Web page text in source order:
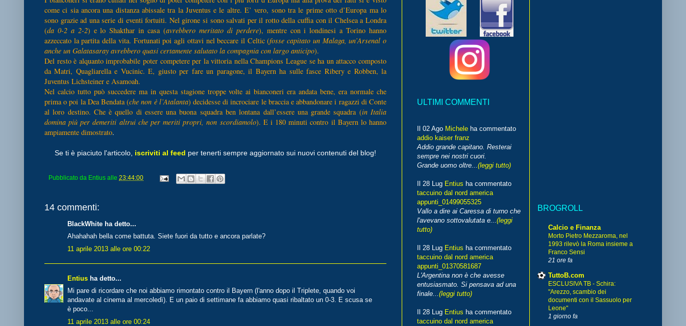
come ci sia ancora una distanza abissale tra la Juventus e le altre. E’ vero, sono tra le prime otto d’Europa ma lo
sono grazie ad una serie di eventi fortuiti. Nel girone si sono salvati per il rotto della cuffia con il Chelsea a Londra
(da 0-2 a 2-2) e lo Shakthar in casa (avrebbero meritato di perdere), mentre con i londinesi a Torino hanno
azzeccato la partita della vita. Fortunati poi agli ottavi nel beccare il Celtic (fosse capitato un Malaga, un’Arsenal o
anche un Galatasaray avrebbero quasi certamente salutato la compagnia con largo anticipo).
Del resto è alquanto improbabile poter competere per la vittoria nella Champions League se ha un attacco composto
da Matri, Quagliarella e Vucinic. E, giusto per fare un paragone, il Bayern ha sulle fasce Ribery e Robben, la
Juventus Lichsteiner e Asamoah.
Nel calcio tutto può succedere ma in questa stagione troppe volte ai bianconeri era andata bene, era normale che
prima o poi la Dea Bendata (che non è l’Atalanta) decidesse di incrociare le braccia e abbandonare i ragazzi di Conte
al loro destino. Che è quello di essere una buona squadra ben lontana dall’essere una grande squadra (in Italia
domina più per demeriti altrui che per meriti propri, non scordiamolo). E i 180 minuti contro il Bayern lo hanno
ampiamente dimostrato.
Se ti è piaciuto l'articolo, iscriviti al feed per tenerti sempre aggiornato sui nuovi contenuti del blog!
Pubblicato da Entius alle 23:44:00
14 commenti:
BlackWhite ha detto...
Ahahahah bella come battuta. Siete fuori da tutto e ancora parlate?
11 aprile 2013 alle ore 00:22
Entius ha detto...
Mi pare di ricordare che noi abbiamo rimontato contro il Bayern (l'anno dopo il Triplete, quando voi
andavate al cinema al mercoledì). E un paio di settimane fa abbiamo quasi ribaltato un 0-3. E scusa se
è poco...
11 aprile 2013 alle ore 00:24
ULTIMI COMMENTI
Il 02 Ago Michele ha commentato
addio kaiser franz
Addio grande capitano. Resterai
sempre nei nostri cuori.
Grande uomo oltre...(leggi tutto)
Il 28 Lug Entius ha commentato
taccuino dal nord america
appunti_01499055325
Vallo a dire ai Caressa di turno che
l'avevano sottovalutata e...(leggi
tutto)
Il 28 Lug Entius ha commentato
taccuino dal nord america
appunti_01370581687
L'Argentina non è che avesse
entusiasmato. Si pensava ad una
finale...(leggi tutto)
Il 28 Lug Entius ha commentato
taccuino dal nord america
BROGROLL
Calcio e Finanza
Morto Pietro Mezzaroma, nel
1993 rilevò la Roma insieme a
Franco Sensi
21 ore fa
TuttoB.com
ESCLUSIVA TB - Schira:
"Arezzo, scambio dei
documenti con il Sassuolo per
Leone"
1 giorno fa